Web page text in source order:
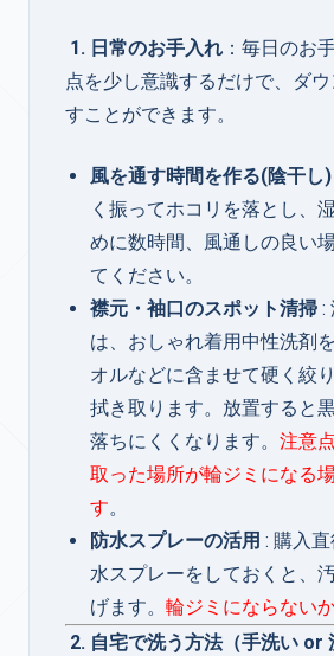
1. 日常のお手入れ ：毎日のお
点を少し意識するだけで、ダ
すことができます。
風を通す時間を作る(陰干し)
く振ってホコリを落とし、
めに数時間、風通しの良い
てください。
襟元・袖口のスポット清掃 :
は、おしゃれ着用中性洗剤
オルなどに含ませて硬く絞
拭き取ります。放置すると
落ちにくくなります。 注意
取った場所が輪ジミになる
す。
防水スプレーの活用 : 購入
水スプレーをしておくと、
げます。 輪ジミにならない
2. 自宅で洗う方法（手洗い or